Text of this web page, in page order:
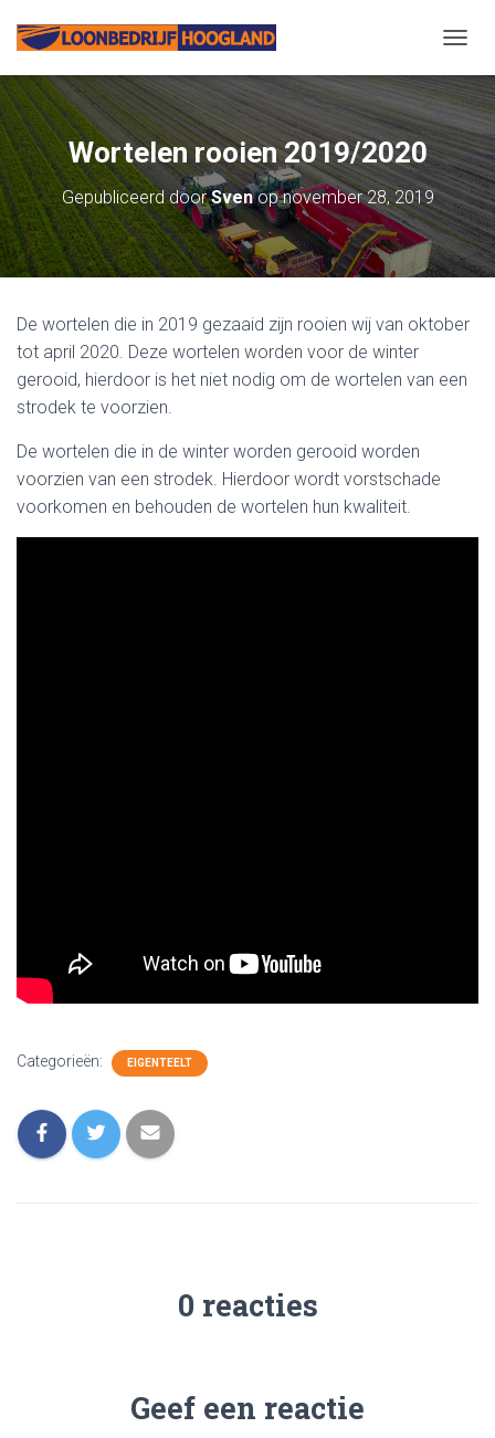
A
V
G
A
T
I
E
W
I
E
N
Wortelen rooien 2019/2020
Gepubliceerd doorSvenopnovember 28, 2019
De wortelen die in 2019 gezaaid zijn rooien wij van oktober
tot april 2020. Deze wortelen worden voor de winter
gerooid, hierdoor is het niet nodig om de wortelen van een
strodek te voorzien.
De wortelen die in de winter worden gerooid worden
voorzien van een strodek. Hierdoor wordt vorstschade
voorkomen en behouden de wortelen hun kwaliteit.
Categorieën: EIGENTEELT
0 reacties
Geef een reactie